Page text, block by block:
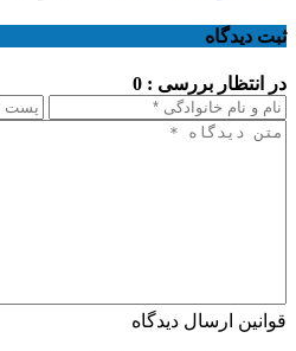
ثبت دیدگاه
در انتظار بررسی : 0
قوانین ارسال دیدگاه